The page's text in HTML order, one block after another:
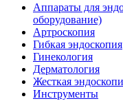
Аппараты для
оборудование)
Артроскопия
Гибкая эндоскопия
Гинекология
Дерматология
Жесткая
Инструменты